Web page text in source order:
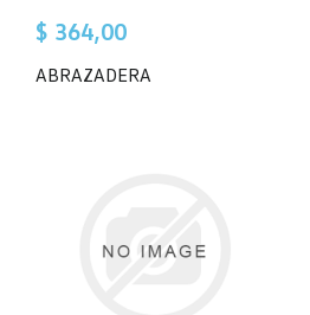
$ 364,00
ABRAZADERA